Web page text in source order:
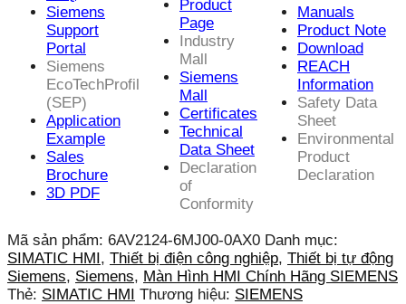
Siemens
Support
Portal
Siemens
EcoTechProfil
(SEP)
Application
Example
Sales
Brochure
3D PDF
Product
Page
Industry
Mall
Siemens
Mall
Certificates
Technical
Data Sheet
Declaration
of
Conformity
Manuals
Product Note
Download
REACH
Information
Safety Data
Sheet
Environmental
Product
Declaration
Mã sản phẩm: 6AV2124-6MJ00-0AX0 Danh mục:
SIMATIC HMI, Thiết bị điện công nghiệp, Thiết bị tự động
Siemens, Siemens, Màn Hình HMI Chính Hãng SIEMENS
Thẻ: SIMATIC HMI Thương hiệu: SIEMENS